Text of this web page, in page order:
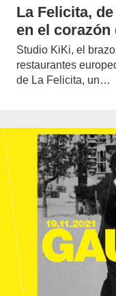
La Felicita,
en el corazón
Studio KiKi, el
restaurantes
de La Felicita, un…